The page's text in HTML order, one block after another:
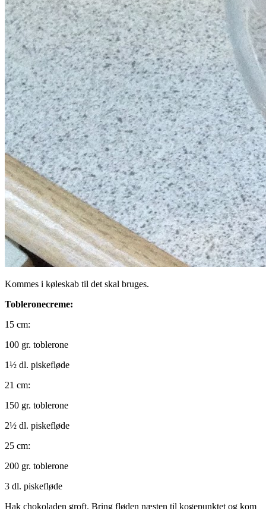
Kommes i køleskab til det skal bruges.
Tobleronecreme:
15 cm:
100 gr. toblerone
1½ dl. piskefløde
21 cm:
150 gr. toblerone
2½ dl. piskefløde
25 cm:
200 gr. toblerone
3 dl. piskefløde
Hak chokoladen groft. Bring fløden næsten til kogepunktet og kom